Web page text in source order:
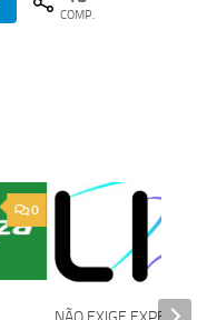
COMP.
0